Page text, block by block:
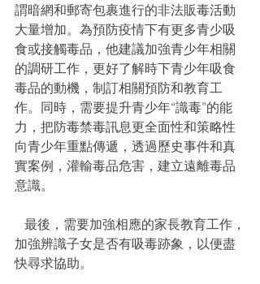
謂暗網和郵寄包裹進行的非法販毒活動
大量增加。為預防疫情下有更多青少吸
食或接觸毒品，他建議加強青少年相關
的調研工作，更好了解時下青少年吸食
毒品的動機，制訂相關預防和教育工
作。同時，需要提升青少年“識毒”的能
力，把防毒禁毒訊息更全面性和策略性
向青少年重點傳遞，透過歷史事件和真
實案例，灌輸毒品危害，建立遠離毒品
意識。
加強辨識子女是否有吸毒跡象，以便盡
快尋求協助。